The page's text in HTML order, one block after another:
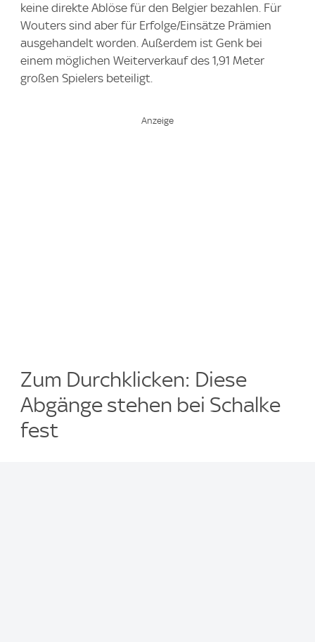
keine direkte Ablöse für den Belgier bezahlen. Für
Wouters sind aber für Erfolge/Einsätze Prämien
ausgehandelt worden. Außerdem ist Genk bei
einem möglichen Weiterverkauf des 1,91 Meter
großen Spielers beteiligt.
Zum Durchklicken: Diese
Abgänge stehen bei Schalke
fest